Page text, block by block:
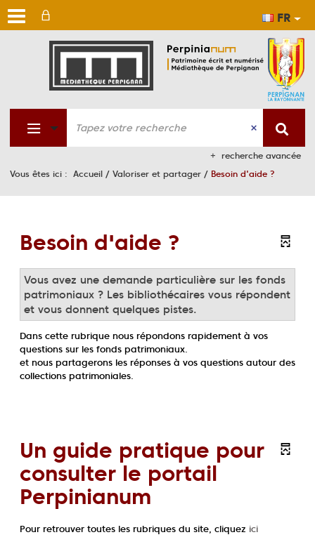
FR
Aller
au
Aller
au
Aller
à
la
recherche avancée
Vous êtes ici : Accueil / Valoriser et partager / Besoin d'aide ?
Besoin d'aide ?
Vous avez une demande particulière sur les fonds
patrimoniaux ? Les bibliothécaires vous répondent
et vous donnent quelques pistes.
Dans cette rubrique nous répondons rapidement à vos
questions sur les fonds patrimoniaux.
et nous partagerons les réponses à vos questions autour des
collections patrimoniales.
Un guide pratique pour
consulter le portail
Perpinianum
Pour retrouver toutes les rubriques du site, cliquez ici